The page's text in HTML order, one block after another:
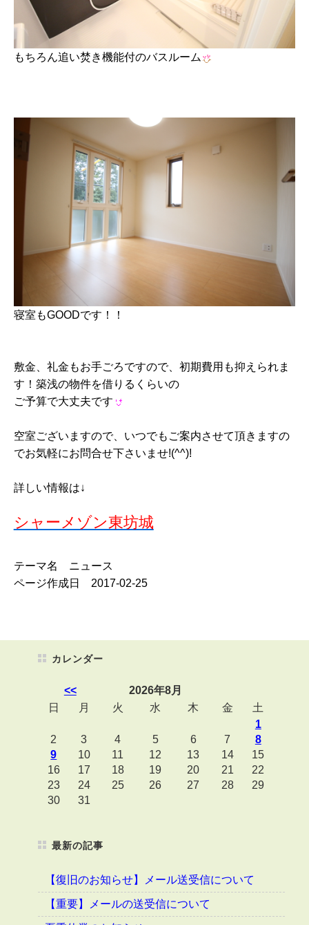
もちろん追い焚き機能付のバスルーム
寝室もGOODです！！
敷金、礼金もお手ごろですので、初期費用も抑えられま
す！築浅の物件を借りるくらいの
ご予算で大丈夫です
空室ございますので、いつでもご案内させて頂きますの
でお気軽にお問合せ下さいませ!(^^)!
詳しい情報は↓
シャーメゾン東坊城
テーマ名 ニュース
ページ作成日 2017-02-25
カレンダー
<<
2026年8月
日
月 火 水 木 金
土
1
2
3 4 5 6 7
8
9
10 11 12 13 14
15
16
17 18 19 20 21
22
23
24 25 26 27 28
29
30
31
最新の記事
【復旧のお知らせ】メール送受信について
【重要】メールの送受信について